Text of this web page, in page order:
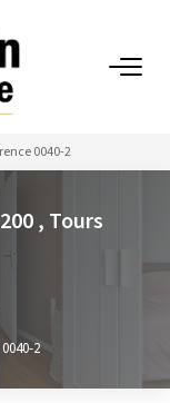
0040-2
, Tours
2